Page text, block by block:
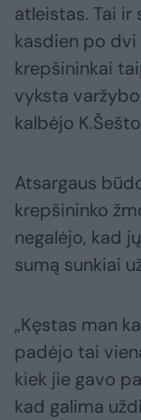
atleistas. Tai ir
kasdien po
krepšininkai
vyksta
kalbėjo
Atsargaus
krepšininko
negalėjo, kad
sumą sunkiai
„Kęstas man
padėjo tai
kiek jie gavo
kad galima